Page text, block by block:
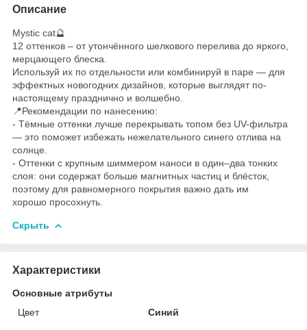
Описание
Mystic cat🔮
12 оттенков – от утончённого шелкового перелива до яркого,
мерцающего блеска.
Используй их по отдельности или комбинируй в паре — для
эффектных новогодних дизайнов, которые выглядят по-
настоящему празднично и волшебно.
📍Рекомендации по нанесению:
- Тёмные оттенки лучше перекрывать топом без UV-фильтра
— это поможет избежать нежелательного синего отлива на
солнце.
- Оттенки с крупным шиммером наноси в один–два тонких
слоя: они содержат больше магнитных частиц и блёсток,
поэтому для равномерного покрытия важно дать им
хорошо просохнуть.
Скрыть
Характеристики
Основные атрибуты
Цвет
Синий